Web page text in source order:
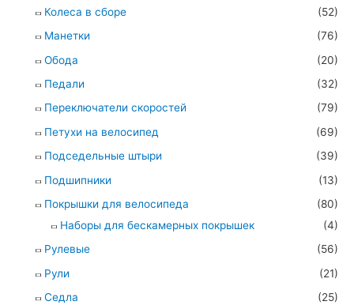
Колеса в сборе
(52)
Манетки
(76)
Обода
(20)
Педали
(32)
Переключатели скоростей
(79)
Петухи на велосипед
(69)
Подседельные штыри
(39)
Подшипники
(13)
Покрышки для велосипеда
(80)
Наборы для бескамерных покрышек
(4)
Рулевые
(56)
Рули
(21)
Седла
(25)